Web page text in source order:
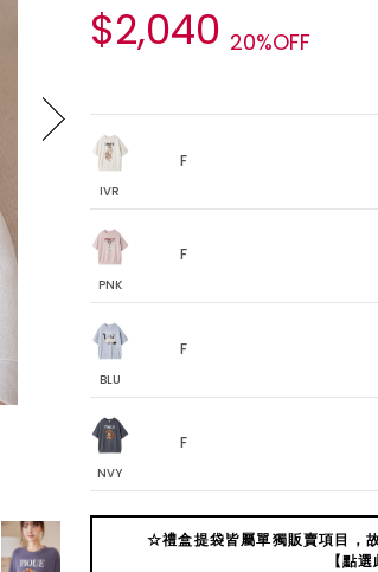
$2,040 20%OFF
IVR
F
PNK
F
BLU
F
NVY
F
☆禮盒提袋皆屬單獨販賣項目，
【點